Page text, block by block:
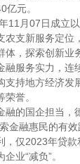
亿元。
11月07日成立
农支新服务定位
体，探索创新业
融服务实力，连
支持地方经济发
誉。
融的国企担当，
金融惠民的有
，仅2023年贷
业“减负”。